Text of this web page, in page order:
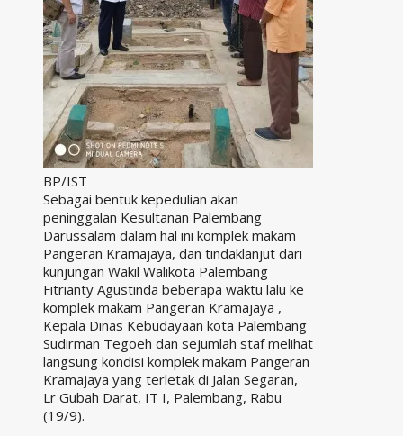
BP/IST
Sebagai bentuk kepedulian akan
peninggalan Kesultanan Palembang
Darussalam dalam hal ini komplek makam
Pangeran Kramajaya, dan tindaklanjut dari
kunjungan Wakil Walikota Palembang
Fitrianty Agustinda beberapa waktu lalu ke
komplek makam Pangeran Kramajaya ,
Kepala Dinas Kebudayaan kota Palembang
Sudirman Tegoeh dan sejumlah staf melihat
langsung kondisi komplek makam Pangeran
Kramajaya yang terletak di Jalan Segaran,
Lr Gubah Darat, IT I, Palembang, Rabu
(19/9).